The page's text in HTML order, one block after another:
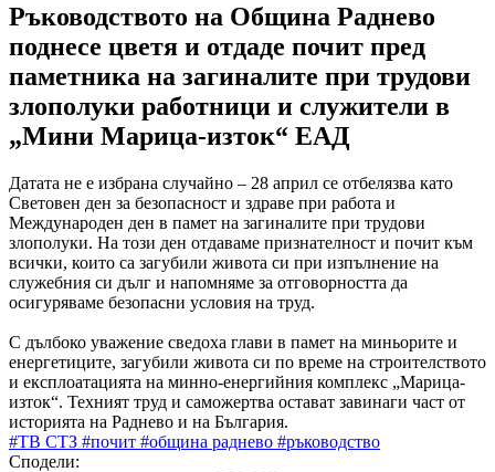
Ръководството на Община Раднево
поднесе цветя и отдаде почит пред
паметника на загиналите при трудови
злополуки работници и служители в
„Мини Марица-изток“ ЕАД
Датата не е избрана случайно – 28 април се отбелязва като
Световен ден за безопасност и здраве при работа и
Международен ден в памет на загиналите при трудови
злополуки. На този ден отдаваме признателност и почит към
всички, които са загубили живота си при изпълнение на
служебния си дълг и напомняме за отговорността да
осигуряваме безопасни условия на труд.
С дълбоко уважение сведоха глави в памет на миньорите и
енергетиците, загубили живота си по време на строителството
и експлоатацията на минно-енергийния комплекс „Марица-
изток“. Техният труд и саможертва остават завинаги част от
историята на Раднево и на България.
#ТВ СТЗ #почит #община раднево #ръководство
Сподели: